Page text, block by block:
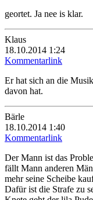
geortet. Ja nee is klar.
Klaus
18.10.2014 1:24
Kommentarlink
Er hat sich an die
davon hat.
Bärle
18.10.2014 1:40
Kommentarlink
Der Mann ist das
fällt Mann anderen
mehr seine Scheibe
Dafür ist die Strafe zu